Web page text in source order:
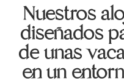
Nuestros
diseñados
de unas
en un